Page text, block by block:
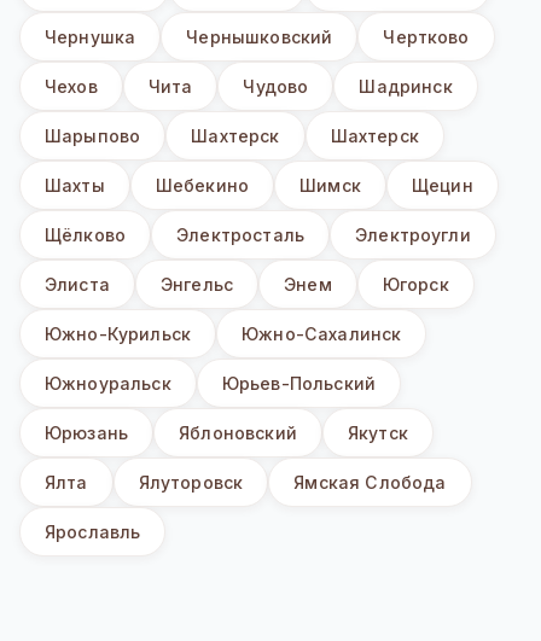
Чернушка Чернышковский Чертково
Чехов Чита Чудово Шадринск
Шарыпово Шахтерск Шахтерск
Шахты Шебекино Шимск Щецин
Щёлково Электросталь Электроугли
Элиста Энгельс Энем Югорск
Южно-Курильск Южно-Сахалинск
Южноуральск Юрьев-Польский
Юрюзань Яблоновский Якутск
Ялта Ялуторовск Ямская Слобода
Ярославль